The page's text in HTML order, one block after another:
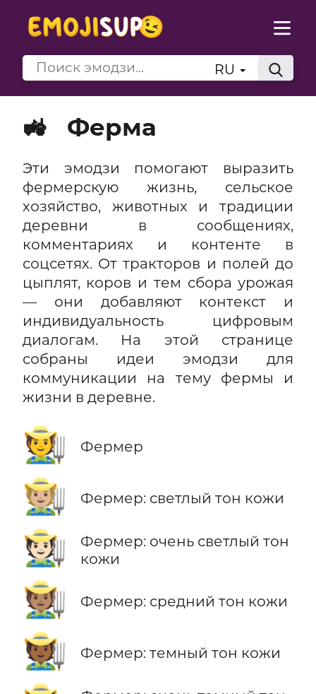
RU
🚜 Ферма
Эти эмодзи помогают выразить
фермерскую жизнь, сельское
хозяйство, животных и традиции
деревни в сообщениях,
комментариях и контенте в
соцсетях. От тракторов и полей до
цыплят, коров и тем сбора урожая
— они добавляют контекст и
индивидуальность цифровым
диалогам. На этой странице
собраны идеи эмодзи для
коммуникации на тему фермы и
жизни в деревне.
🧑‍🌾 Фермер
🧑🏼‍🌾 Фермер: светлый тон кожи
🧑🏻‍🌾
Фермер: очень светлый тон
кожи
🧑🏽‍🌾 Фермер: средний тон кожи
🧑🏾‍🌾 Фермер: темный тон кожи